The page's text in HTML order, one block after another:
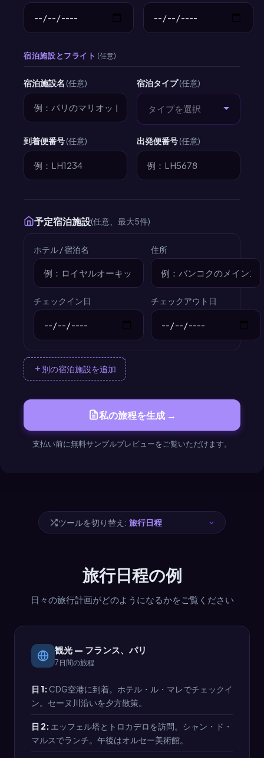
宿泊施設とフライト (任意)
宿泊施設名 (任意) 宿泊タイプ(任意)
タイプを選択
到着便番号(任意) 出発便番号(任意)
予定宿泊施設(任意、最大5件)
ホテル / 宿泊名 住所
チェックイン日 チェックアウト日
別の宿泊施設を追加
私の旅程を生成 →
支払い前に無料サンプルプレビューをご覧いただけます。
ツールを切り替え:
旅行日程の例
日々の旅行計画がどのようになるかをご覧ください
観光 — フランス、パリ
7日間の旅程
日 1: CDG空港に到着。ホテル・ル・マレでチェックイ
ン。セーヌ川沿いを夕方散策。
日 2: エッフェル塔とトロカデロを訪問。シャン・ド・
マルスでランチ。午後はオルセー美術館。